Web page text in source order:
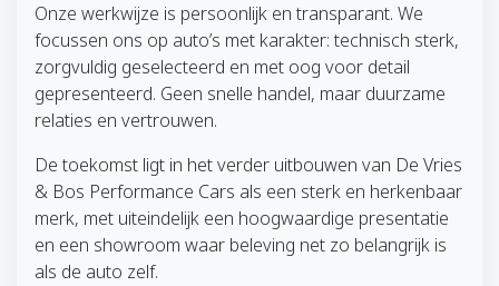
Onze werkwijze is persoonlijk en transparant. We
focussen ons op auto’s met karakter: technisch sterk,
zorgvuldig geselecteerd en met oog voor detail
gepresenteerd. Geen snelle handel, maar duurzame
relaties en vertrouwen.
De toekomst ligt in het verder uitbouwen van De Vries
& Bos Performance Cars als een sterk en herkenbaar
merk, met uiteindelijk een hoogwaardige presentatie
en een showroom waar beleving net zo belangrijk is
als de auto zelf.